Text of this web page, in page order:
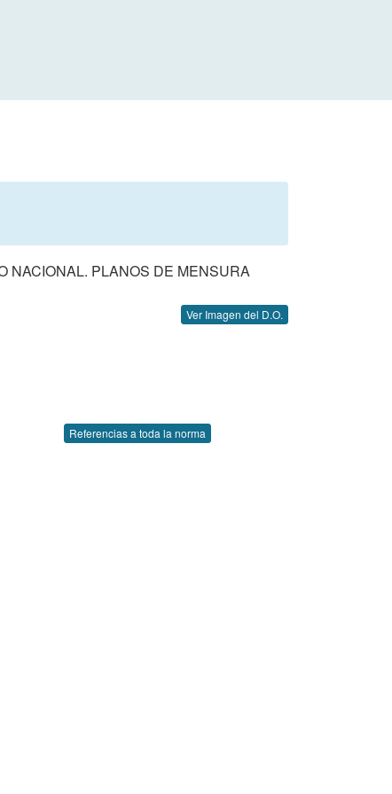
NACIONAL. PLANOS DE MENSURA
Ver Imagen del D.O.
Referencias a toda la norma